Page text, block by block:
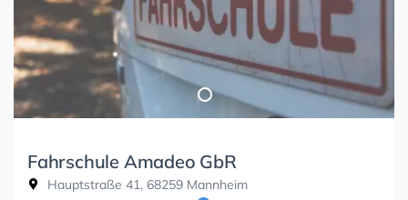
Fahrschule Amadeo GbR
Hauptstraße 41, 68259 Mannheim